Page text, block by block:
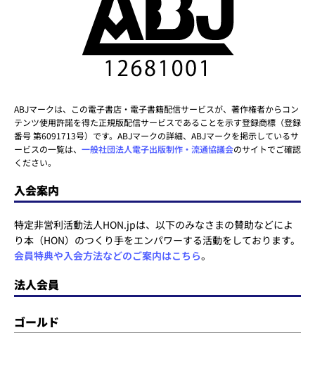
ABJマークは、この電子書店・電子書籍配信サービスが、著作権者からコン
テンツ使用許諾を得た正規版配信サービスであることを示す登録商標（登録
番号 第6091713号）です。ABJマークの詳細、ABJマークを掲示しているサ
ービスの一覧は、 一般社団法人電子出版制作・流通協議会のサイトでご確認
ください。
入会案内
特定非営利活動法人HON.jpは、以下のみなさまの賛助などによ
り本（HON）のつくり手をエンパワーする活動をしております。
会員特典や入会方法などのご案内はこちら。
法人会員
ゴールド